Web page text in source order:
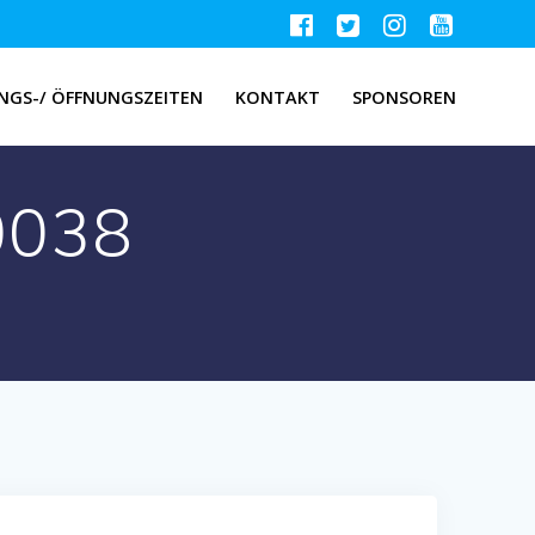
ÖFFNUNGSZEITEN KONTAKT SPONSOREN